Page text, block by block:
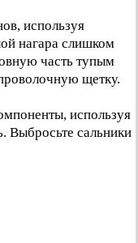
используя
нагара слишком
часть тупым
щетку.
используя
Выбросьте сальники